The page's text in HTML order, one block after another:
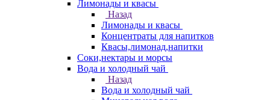
Лимонады и квасы
Назад
Лимонады и квасы
Концентраты для напитков
Квасы,лимонад,напитки
Соки,нектары и морсы
Вода и холодный чай
Назад
Вода и холодный чай